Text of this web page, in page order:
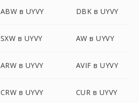
ABW в UYVY DBK в UYVY
SXW в UYVY AW в UYVY
ARW в UYVY AVIF в UYVY
CRW в UYVY CUR в UYVY